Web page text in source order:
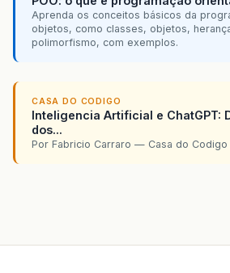
Aprenda os conceitos básicos da
objetos, como classes, objetos,
polimorfismo, com exemplos.
CASA DO CODIGO
Inteligencia Artificial e ChatGPT:
dos...
Por Fabricio Carraro — Casa do Codigo